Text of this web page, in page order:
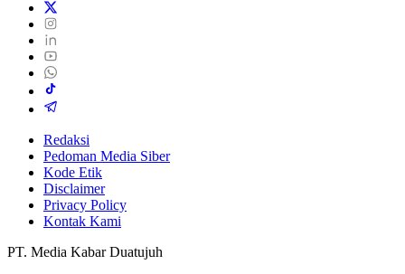
Redaksi
Pedoman Media Siber
Kode Etik
Disclaimer
Privacy Policy
Kontak Kami
PT. Media Kabar Duatujuh